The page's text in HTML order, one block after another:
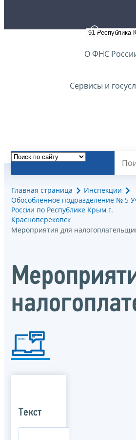
О ФНС
Сервисы и
Главная страница
Инспекции
Обособленное подразделение № 5
России по Республике Крым г.
Красноперекопск
Мероприятия для
Текст